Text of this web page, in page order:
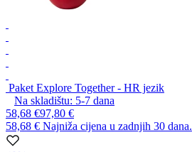
Paket Explore Together - HR jezik
Na skladištu: 5-7 dana
58,68 €97,80 €
58,68 € Najniža cijena u zadnjih 30 dana.